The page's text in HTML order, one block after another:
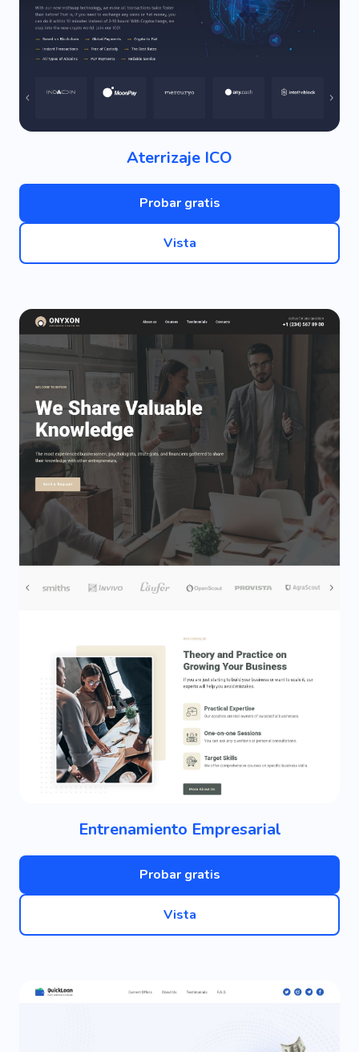
Aterrizaje ICO
Probar gratis
Vista
Entrenamiento Empresarial
Probar gratis
Vista